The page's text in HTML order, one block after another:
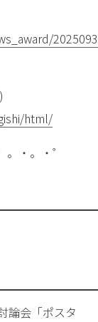
html/
・。・゜
会「ポスタ